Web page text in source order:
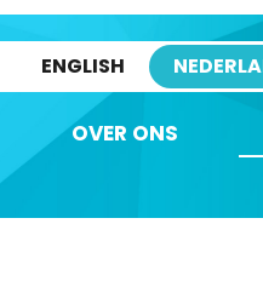
ENGLISH
OVER ONS